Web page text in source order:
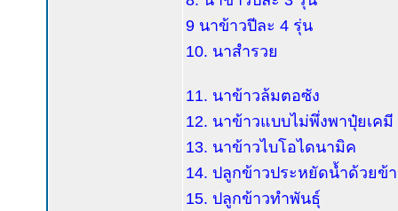
9 นาข้าวปีละ 4 รุ่น
10. นาสำรวย
11. นาข้าวล้มตอซัง
12. นาข้าวแบบไม่พึ่งพาปุ๋ยเคมี
13. นาข้าวไบโอไดนามิค
14. ปลูกข้าวประหยัดน้ำด้วยข้
15. ปลูกข้าวทำพันธุ์